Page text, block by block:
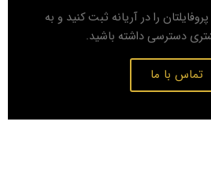
را در آریانه ثبت کنید و به
دسترسی داشته باشید.
تماس با ما